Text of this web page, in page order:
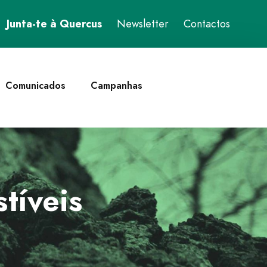
Junta-te à Quercus Newsletter Contactos
Comunicados Campanhas